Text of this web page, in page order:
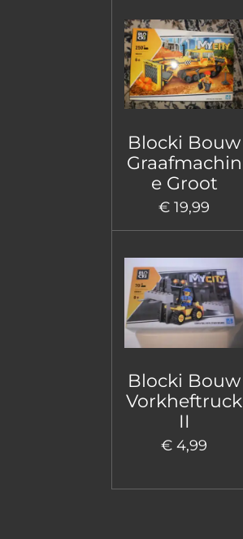
Blocki Bouw
Graafmachin
e Groot
€ 19,99
Blocki Bouw
Vorkheftruck
II
€ 4,99